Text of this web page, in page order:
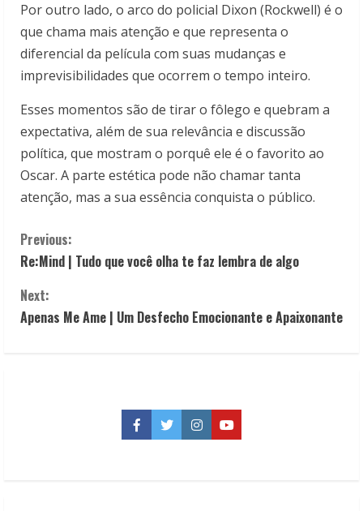
Por outro lado, o arco do policial Dixon (Rockwell) é o
que chama mais atenção e que representa o
diferencial da película com suas mudanças e
imprevisibilidades que ocorrem o tempo inteiro.
Esses momentos são de tirar o fôlego e quebram a
expectativa, além de sua relevância e discussão
política, que mostram o porquê ele é o favorito ao
Oscar. A parte estética pode não chamar tanta
atenção, mas a sua essência conquista o público.
C
o
n
Previous:
Re:Mind | Tudo que você olha te faz lembra de algo
Next:
Apenas Me Ame | Um Desfecho Emocionante e Apaixonante
Facebook
TwitterInstagramYouTube